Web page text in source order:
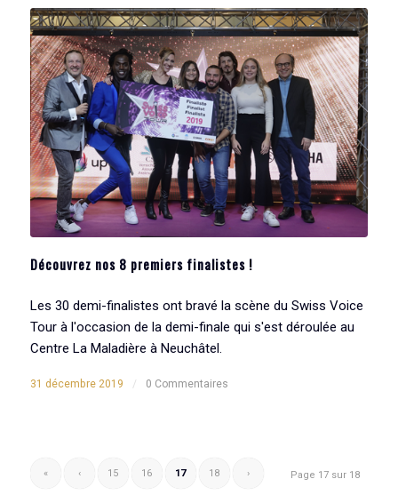
Découvrez nos 8 premiers finalistes !
Les 30 demi-finalistes ont bravé la scène du Swiss Voice
Tour à l'occasion de la demi-finale qui s'est déroulée au
Centre La Maladière à Neuchâtel.
31 décembre 2019 / 0 Commentaires
Page 17 sur 18
« ‹ 15 16 17 18 ›